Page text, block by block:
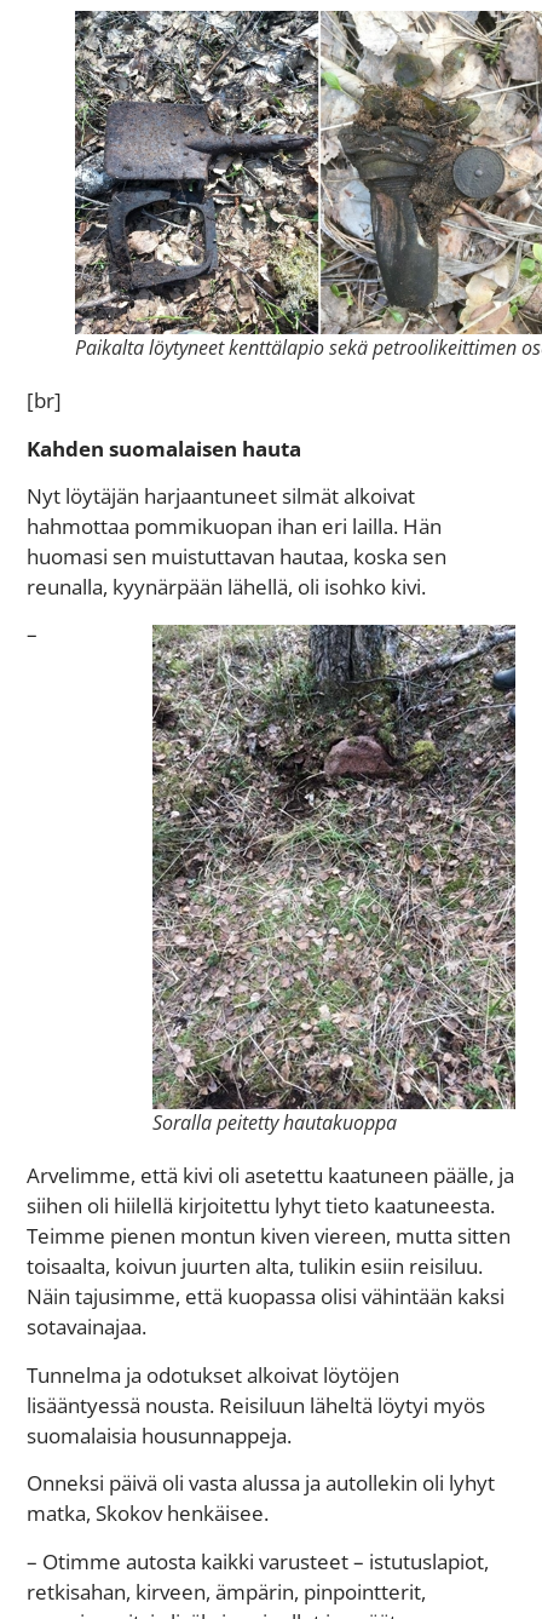
Paikalta löytyneet kenttälapio sekä petroolikeittimen
[br]
Kahden suomalaisen hauta
Nyt löytäjän harjaantuneet silmät alkoivat
hahmottaa pommikuopan ihan eri lailla. Hän
huomasi sen muistuttavan hautaa, koska sen
reunalla, kyynärpään lähellä, oli isohko kivi.
Soralla peitetty hautakuoppa
–
Arvelimme, että kivi oli asetettu kaatuneen päälle, ja
siihen oli hiilellä kirjoitettu lyhyt tieto kaatuneesta.
Teimme pienen montun kiven viereen, mutta sitten
toisaalta, koivun juurten alta, tulikin esiin reisiluu.
Näin tajusimme, että kuopassa olisi vähintään kaksi
sotavainajaa.
Tunnelma ja odotukset alkoivat löytöjen
lisääntyessä nousta. Reisiluun läheltä löytyi myös
suomalaisia housunnappeja.
Onneksi päivä oli vasta alussa ja autollekin oli lyhyt
matka, Skokov henkäisee.
– Otimme autosta kaikki varusteet – istutuslapiot,
retkisahan, kirveen, ämpärin, pinpointterit,